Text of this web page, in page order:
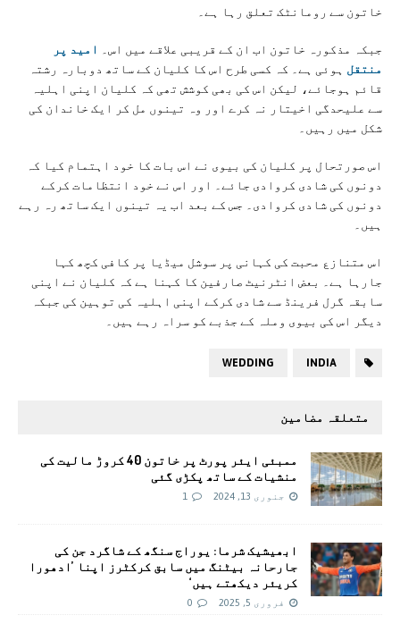
خاتون سے رومانٹک تعلق رہا ہے۔
جبکہ مذکورہ خاتون اب ان کے قریبی علاقے میں اس۔
امید پر
منتقل ہوئی ہے۔ کہ کسی طرح اس کا کلیان کے ساتھ دوبارہ رشتہ
قائم ہوجائے، لیکن اس کی بھی کوشش تھی کہ کلیان اپنی اہلیہ
سے علیحدگی اخیتار نہ کرے اور وہ تینوں مل کر ایک خاندان کی
شکل میں رہیں۔
اس صورتحال پر کلیان کی بیوی نے اس بات کا خود اہتمام کیا کہ
دونوں کی شادی کروادی جائے۔ اور اس نے خود انتظامات کرکے
دونوں کی شادی کروادی۔ جس کے بعد اب یہ تینوں ایک ساتھ رہ رہے
ہیں۔
اس متنازع محبت کی کہانی پر سوشل میڈیا پر کافی کچھ کہا
جارہا ہے۔ بعض انٹرنیٹ صارفین کا کہنا ہے کہ کلیان نے اپنی
سابقہ گرل فرینڈ سے شادی کرکے اپنی اہلیہ کی توہین کی جبکہ
دیگر اس کی بیوی وملہ کے جذبے کو سراہ رہے ہیں۔
INDIA
WEDDING
متعلقہ مضامین
ممبئی ایئر پورٹ پر خاتون 40 کروڑ مالیت کی
منشیات کے ساتھ پکڑی گئی
جنوری 13, 2024 1
ابھیشیک شرما: یوراج سنگھ کے شاگرد جن کی
جارحانہ بیٹنگ میں سابق کرکٹرز اپنا ’ادھورا
کریئر دیکھتے ہیں‘
فروری 5, 2025 0